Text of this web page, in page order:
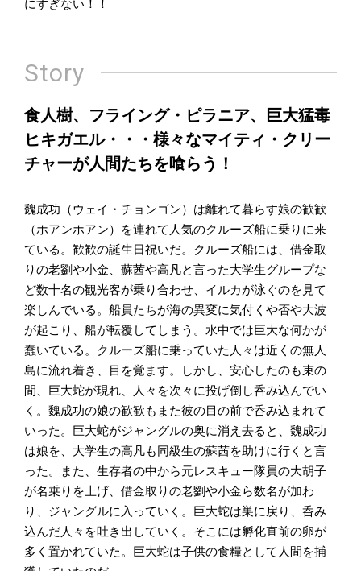
にすぎない！！
Story
食人樹、フライング・ピラニア、巨大猛毒
ヒキガエル・・・様々なマイティ・クリー
チャーが人間たちを喰らう！
魏成功（ウェイ・チョンゴン）は離れて暮らす娘の歓歓
（ホアンホアン）を連れて人気のクルーズ船に乗りに来
ている。歓歓の誕生日祝いだ。クルーズ船には、借金取
りの老劉や小金、蘇茜や高凡と言った大学生グループな
ど数十名の観光客が乗り合わせ、イルカが泳ぐのを見て
楽しんでいる。船員たちが海の異変に気付くや否や大波
が起こり、船が転覆してしまう。水中では巨大な何かが
蠢いている。クルーズ船に乗っていた人々は近くの無人
島に流れ着き、目を覚ます。しかし、安心したのも束の
間、巨大蛇が現れ、人々を次々に投げ倒し呑み込んでい
く。魏成功の娘の歓歓もまた彼の目の前で呑み込まれて
いった。巨大蛇がジャングルの奥に消え去ると、魏成功
は娘を、大学生の高凡も同級生の蘇茜を助けに行くと言
った。また、生存者の中から元レスキュー隊員の大胡子
が名乗りを上げ、借金取りの老劉や小金ら数名が加わ
り、ジャングルに入っていく。巨大蛇は巣に戻り、呑み
込んだ人々を吐き出していく。そこには孵化直前の卵が
多く置かれていた。巨大蛇は子供の食糧として人間を捕